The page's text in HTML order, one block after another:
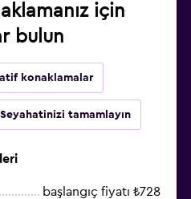
için
bulun
konaklamalar
Seyahatinizi tamamlayın
başlangıç fiyatı ₺728